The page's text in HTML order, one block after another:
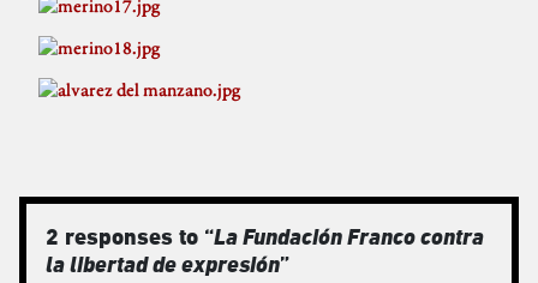
2 responses to “La Fundación Franco contra
la libertad de expresión”